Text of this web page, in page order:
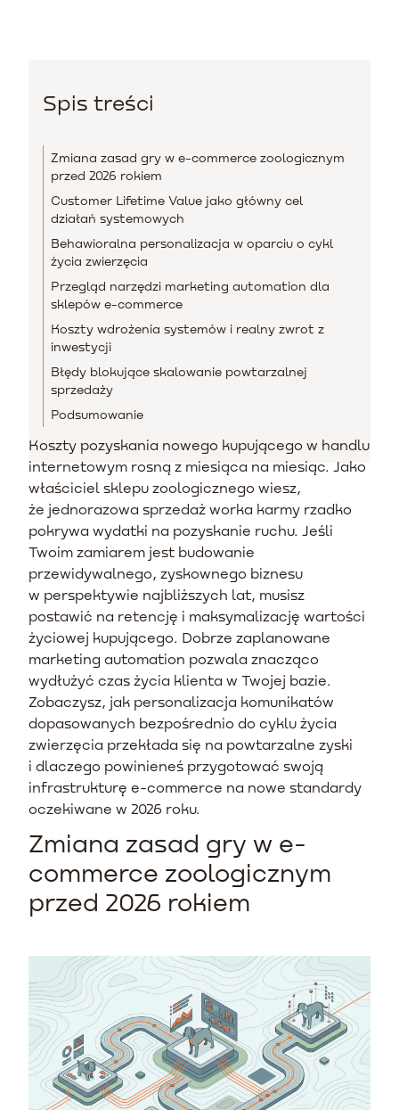
Spis treści
Zmiana zasad gry w e-commerce zoologicznym
przed 2026 rokiem
Customer Lifetime Value jako główny cel
działań systemowych
Behawioralna personalizacja w oparciu o cykl
życia zwierzęcia
Przegląd narzędzi marketing automation dla
sklepów e-commerce
Koszty wdrożenia systemów i realny zwrot z
inwestycji
Błędy blokujące skalowanie powtarzalnej
sprzedaży
Podsumowanie
Koszty pozyskania nowego kupującego w handlu
internetowym rosną z miesiąca na miesiąc. Jako
właściciel sklepu zoologicznego wiesz,
że jednorazowa sprzedaż worka karmy rzadko
pokrywa wydatki na pozyskanie ruchu. Jeśli
Twoim zamiarem jest budowanie
przewidywalnego, zyskownego biznesu
w perspektywie najbliższych lat, musisz
postawić na retencję i maksymalizację wartości
życiowej kupującego. Dobrze zaplanowane
marketing automation pozwala znacząco
wydłużyć czas życia klienta w Twojej bazie.
Zobaczysz, jak personalizacja komunikatów
dopasowanych bezpośrednio do cyklu życia
zwierzęcia przekłada się na powtarzalne zyski
i dlaczego powinieneś przygotować swoją
infrastrukturę e-commerce na nowe standardy
oczekiwane w 2026 roku.
Zmiana zasad gry w e-
commerce zoologicznym
przed 2026 rokiem